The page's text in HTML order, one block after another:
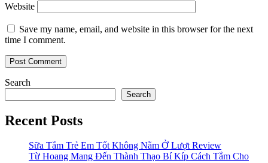
Website
Save my name, email, and website in this browser for the next
time I comment.
Search
Search
Recent Posts
Sữa Tắm Trẻ Em Tốt Không Nằm Ở Lượt Review
Từ Hoang Mang Đến Thành Thạo Bí Kíp Cách Tắm Cho